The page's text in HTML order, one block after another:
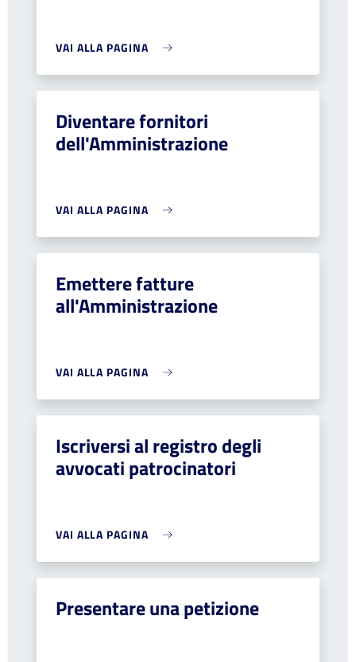
VAI ALLA PAGINA
Diventare fornitori
dell'Amministrazione
VAI ALLA PAGINA
Emettere fatture
all'Amministrazione
VAI ALLA PAGINA
Iscriversi al registro degli
avvocati patrocinatori
VAI ALLA PAGINA
Presentare una petizione